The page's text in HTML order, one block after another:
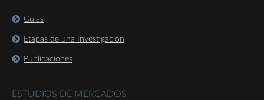
Guías
Etapas de una Investigación
Publicaciones
ESTUDIOS DE MERCADOS